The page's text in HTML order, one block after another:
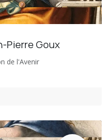
Pierre Goux
de l'Avenir